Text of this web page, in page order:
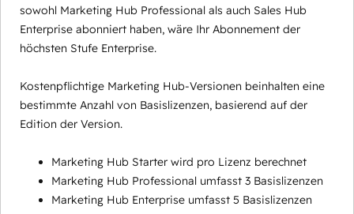
sowohl Marketing Hub Professional als auch Sales Hub
Enterprise abonniert haben, wäre Ihr Abonnement der
höchsten Stufe Enterprise.
Kostenpflichtige Marketing Hub-Versionen beinhalten eine
bestimmte Anzahl von Basislizenzen, basierend auf der
Edition der Version.
Marketing Hub Starter wird pro Lizenz berechnet
Marketing Hub Professional umfasst 3 Basislizenzen
Marketing Hub Enterprise umfasst 5 Basislizenzen